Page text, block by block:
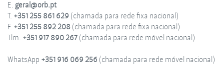
E. geral@orb.pt
T. +351 255 861 629 (chamada para rede fixa nacional)
F. +351 255 892 208(chamada para rede fixa nacional)
Tlm. +351 917 890 267(chamada para rede móvel nacional)
WhatsApp +351 916 069 256 (chamada para rede móvel nacional)